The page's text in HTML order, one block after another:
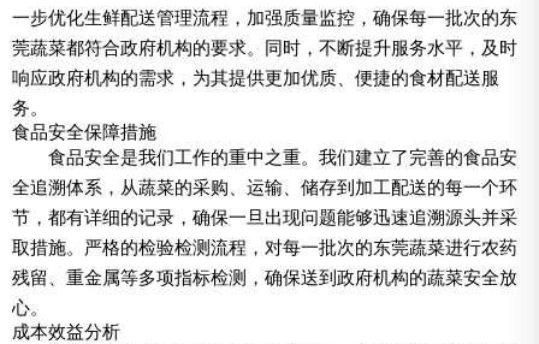
一步优化生鲜配送管理流程，加强质量监控，确保每一批次的东
莞蔬菜都符合政府机构的要求。同时，不断提升服务水平，及时
响应政府机构的需求，为其提供更加优质、便捷的食材配送服
务。
食品安全保障措施
食品安全是我们工作的重中之重。我们建立了完善的食品安
全追溯体系，从蔬菜的采购、运输、储存到加工配送的每一个环
节，都有详细的记录，确保一旦出现问题能够迅速追溯源头并采
取措施。严格的检验检测流程，对每一批次的东莞蔬菜进行农药
残留、重金属等多项指标检测，确保送到政府机构的蔬菜安全放
心。
成本效益分析